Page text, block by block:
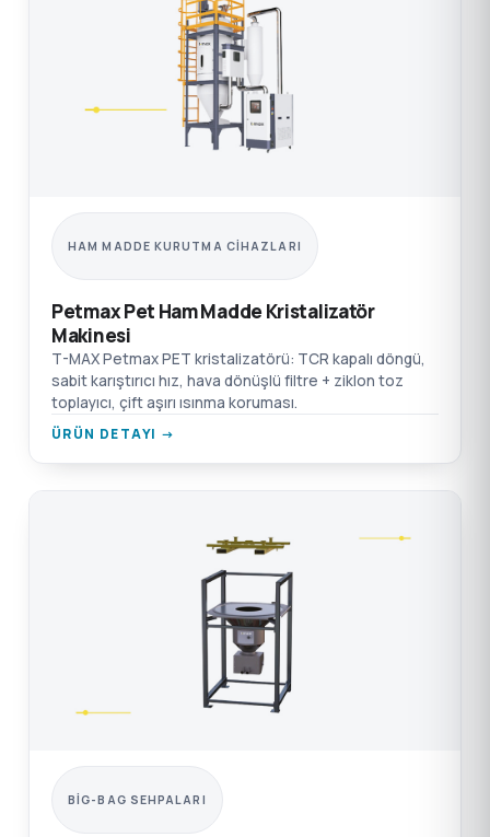
HAM MADDE KURUTMA CIHAZLARI
Petmax Pet Ham Madde Kristalizatör
Makinesi
T-MAX Petmax PET kristalizatörü: TCR kapalı döngü,
sabit karıştırıcı hız, hava dönüşlü filtre + ziklon toz
toplayıcı, çift aşırı ısınma koruması.
ÜRÜN DETAYI →
BIG-BAG SEHPALARI